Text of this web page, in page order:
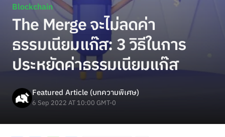
Blockchain
The Merge จะไม่ลดค่า
ธรรมเนียมแก๊ส: 3 วิธีในการ
ประหยัดค่าธรรมเนียมแก๊ส
Featured Article (บทความพิเศษ)
6 Sep 2022 AT 10:00 GMT-0